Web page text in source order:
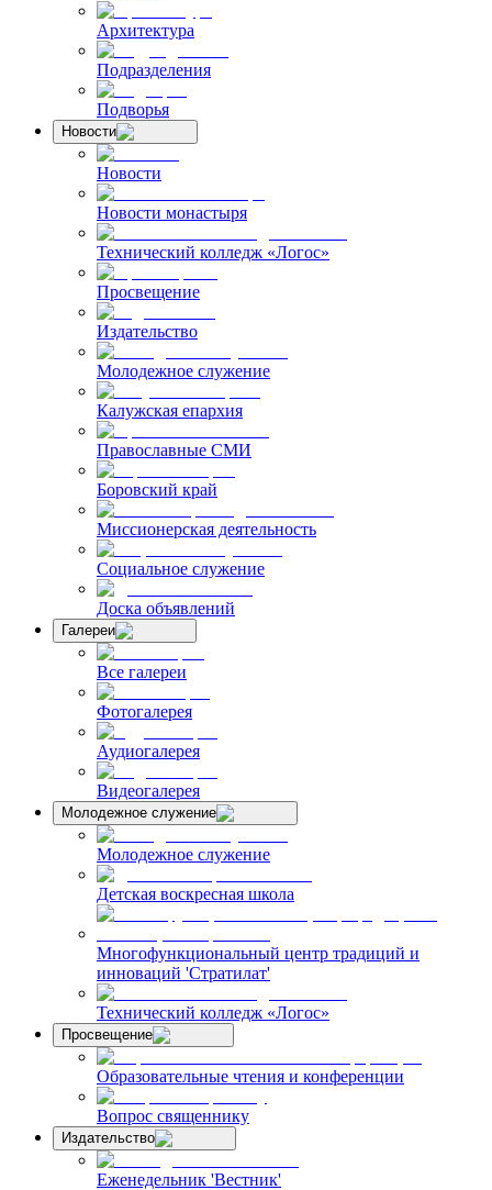
Архитектура
Подразделения
Подворья
Новости
Новости
Новости монастыря
Технический колледж «Логос»
Просвещение
Издательство
Молодежное служение
Калужская епархия
Православные СМИ
Боровский край
Миссионерская деятельность
Социальное служение
Доска объявлений
Галереи
Все галереи
Фотогалерея
Аудиогалерея
Видеогалерея
Молодежное служение
Молодежное служение
Детская воскресная школа
Многофункциональный центр традиций и
инноваций 'Стратилат'
Технический колледж «Логос»
Просвещение
Образовательные чтения и конференции
Вопрос священнику
Издательство
Еженедельник 'Вестник'